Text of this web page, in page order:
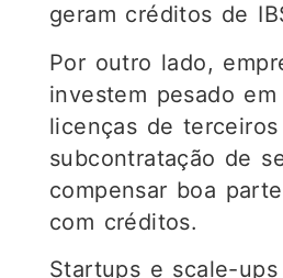
geram créditos de
Por outro lado,
investem pesado
licenças de
subcontratação de
compensar boa
com créditos.
Startups e scale-